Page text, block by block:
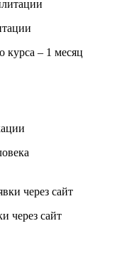
курса – 1 месяц
через сайт